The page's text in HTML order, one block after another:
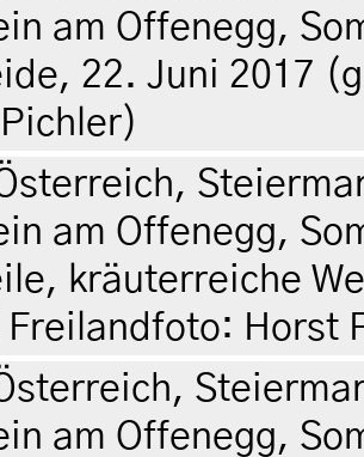
am Offenegg,
22. Juni 2017
am Offenegg,
kräuterreiche
Freilandfoto: Horst
am Offenegg,